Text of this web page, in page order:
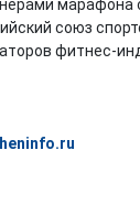
марафона
союз
фитнес-